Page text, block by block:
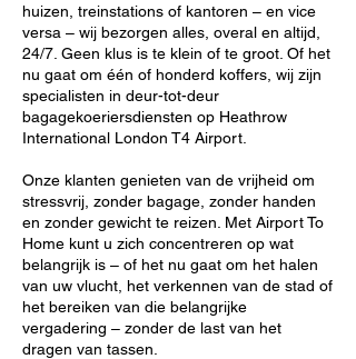
huizen, treinstations of kantoren – en vice
versa – wij bezorgen alles, overal en altijd,
24/7. Geen klus is te klein of te groot. Of het
nu gaat om één of honderd koffers, wij zijn
specialisten in deur-tot-deur
bagagekoeriersdiensten op Heathrow
International London T4 Airport.
Onze klanten genieten van de vrijheid om
stressvrij, zonder bagage, zonder handen
en zonder gewicht te reizen. Met Airport To
Home kunt u zich concentreren op wat
belangrijk is – of het nu gaat om het halen
van uw vlucht, het verkennen van de stad of
het bereiken van die belangrijke
vergadering – zonder de last van het
dragen van tassen.